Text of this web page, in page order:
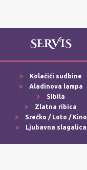
SERVIS
Kolačići sudbine
Aladinova lampa
Sibila
Zlatna ribica
Srećko / Loto / Kino
Ljubavna slagalica